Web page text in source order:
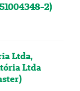
2)
Ltda,
Ltda